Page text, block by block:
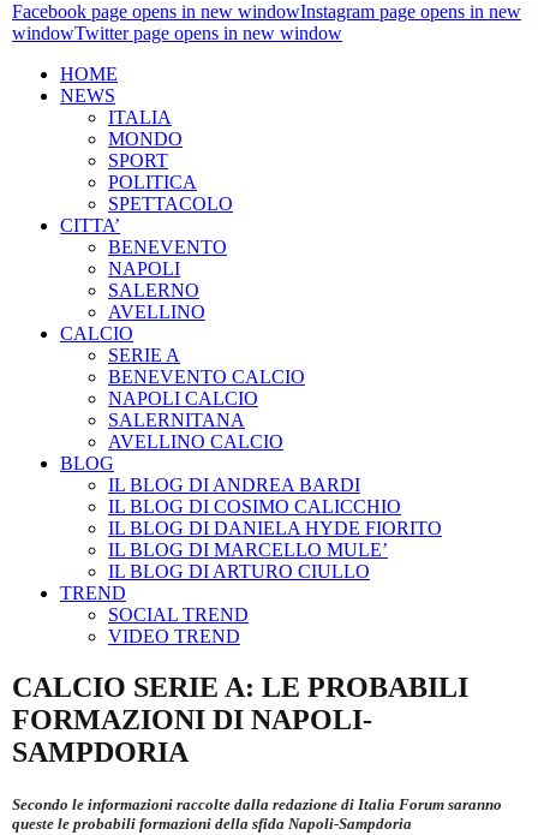
Facebook page opens in new windowInstagram page opens in new
windowTwitter page opens in new window
HOME
NEWS
ITALIA
MONDO
SPORT
POLITICA
SPETTACOLO
CITTA’
BENEVENTO
NAPOLI
SALERNO
AVELLINO
CALCIO
SERIE A
BENEVENTO CALCIO
NAPOLI CALCIO
SALERNITANA
AVELLINO CALCIO
BLOG
IL BLOG DI ANDREA BARDI
IL BLOG DI COSIMO CALICCHIO
IL BLOG DI DANIELA HYDE FIORITO
IL BLOG DI MARCELLO MULE’
IL BLOG DI ARTURO CIULLO
TREND
SOCIAL TREND
VIDEO TREND
CALCIO SERIE A: LE PROBABILI
FORMAZIONI DI NAPOLI-
SAMPDORIA
Secondo le informazioni raccolte dalla redazione di Italia Forum saranno
queste le probabili formazioni della sfida Napoli-Sampdoria